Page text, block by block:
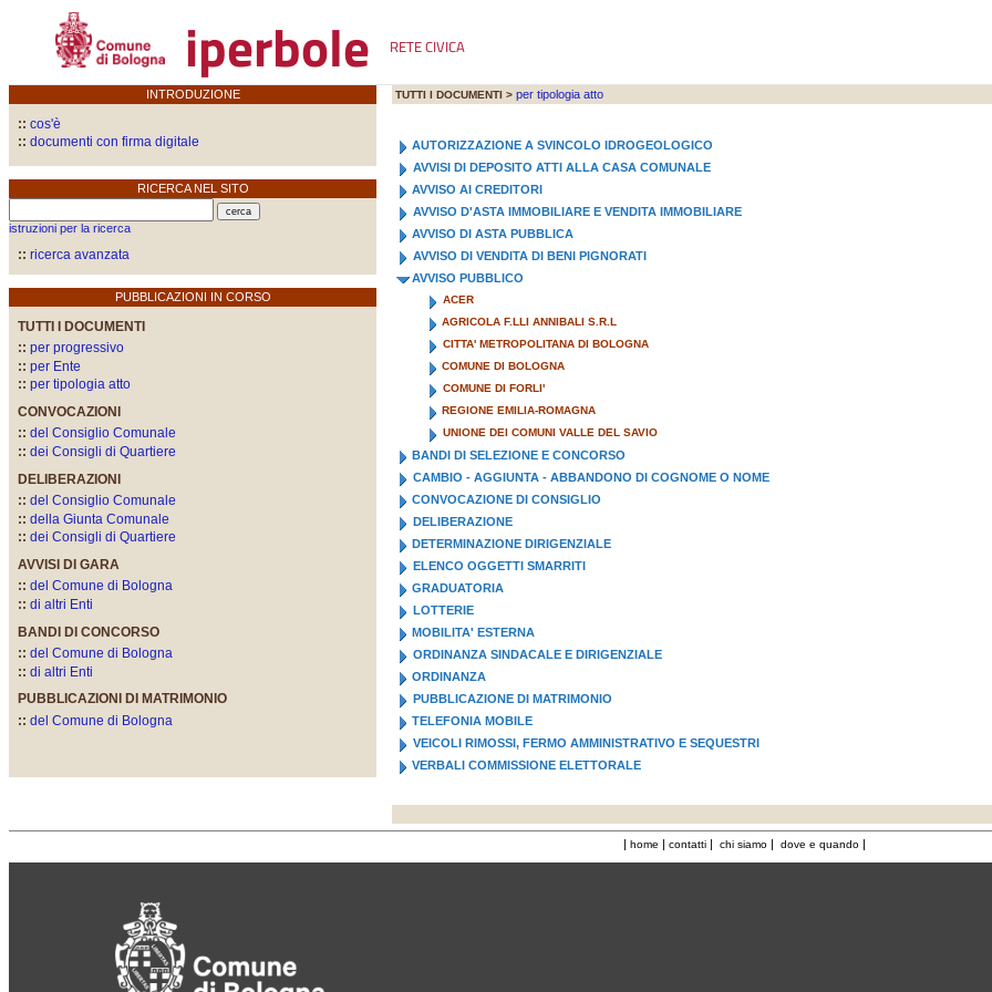
iperbole RETE CIVICA
INTRODUZIONE
:: cos'è
:: documenti con firma digitale
RICERCA NEL SITO
istruzioni per la ricerca
:: ricerca avanzata
PUBBLICAZIONI IN CORSO
TUTTI I DOCUMENTI
:: per progressivo
:: per Ente
:: per tipologia atto
CONVOCAZIONI
:: del Consiglio Comunale
:: dei Consigli di Quartiere
DELIBERAZIONI
:: del Consiglio Comunale
:: della Giunta Comunale
:: dei Consigli di Quartiere
AVVISI DI GARA
:: del Comune di Bologna
:: di altri Enti
BANDI DI CONCORSO
:: del Comune di Bologna
:: di altri Enti
PUBBLICAZIONI DI MATRIMONIO
:: del Comune di Bologna
TUTTI I DOCUMENTI > per tipologia atto
AUTORIZZAZIONE A SVINCOLO IDROGEOLOGICO
AVVISI DI DEPOSITO ATTI ALLA CASA COMUNALE
AVVISO AI CREDITORI
AVVISO D'ASTA IMMOBILIARE E VENDITA IMMOBILIARE
AVVISO DI ASTA PUBBLICA
AVVISO DI VENDITA DI BENI PIGNORATI
AVVISO PUBBLICO
ACER
AGRICOLA F.LLI ANNIBALI S.R.L
CITTA' METROPOLITANA DI BOLOGNA
COMUNE DI BOLOGNA
COMUNE DI FORLI'
REGIONE EMILIA-ROMAGNA
UNIONE DEI COMUNI VALLE DEL SAVIO
BANDI DI SELEZIONE E CONCORSO
CAMBIO - AGGIUNTA - ABBANDONO DI COGNOME O NOME
CONVOCAZIONE DI CONSIGLIO
DELIBERAZIONE
DETERMINAZIONE DIRIGENZIALE
ELENCO OGGETTI SMARRITI
GRADUATORIA
LOTTERIE
MOBILITA' ESTERNA
ORDINANZA SINDACALE E DIRIGENZIALE
ORDINANZA
PUBBLICAZIONE DI MATRIMONIO
TELEFONIA MOBILE
VEICOLI RIMOSSI, FERMO AMMINISTRATIVO E SEQUESTRI
VERBALI COMMISSIONE ELETTORALE
| home | contatti | chi siamo | dove e quando |